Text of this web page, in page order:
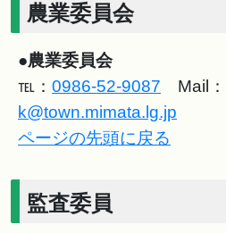
農業委員会
●農業委員会
℡： 0986-52-9087 Mail：
k@town.mimata.lg.jp
ページの先頭に戻る
監査委員